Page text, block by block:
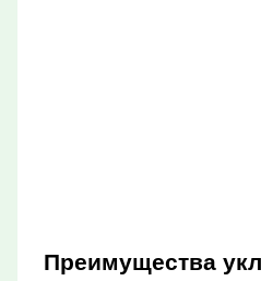
Преимущества